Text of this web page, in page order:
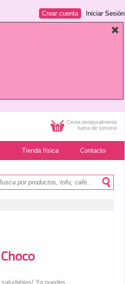
Iniciar Sesión
Crear cuenta
Cesta temporalmente
fuera de servicio
Tienda física Contacto
Ya puedes